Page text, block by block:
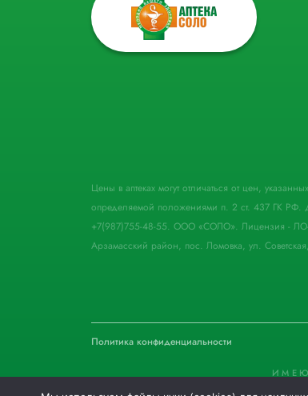
Цены в аптеках могут отличаться от цен,
определяемой положениями п. 2 ст. 437 ГК РФ.
+7(987)755-48-55. ООО «СОЛО». Лицензия -
Арзамасский район, пос. Ломовка, ул.
Политика конфиденциальности